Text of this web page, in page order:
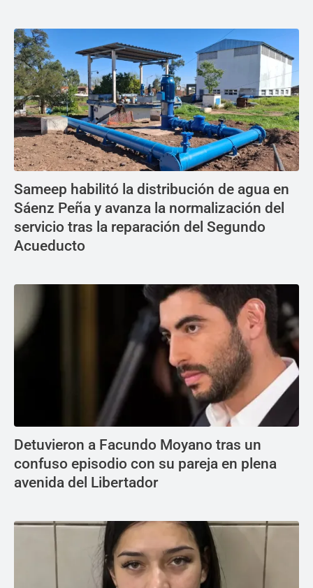
Sameep habilitó la distribución de agua en
Sáenz Peña y avanza la normalización del
servicio tras la reparación del Segundo
Acueducto
Detuvieron a Facundo Moyano tras un
confuso episodio con su pareja en plena
avenida del Libertador